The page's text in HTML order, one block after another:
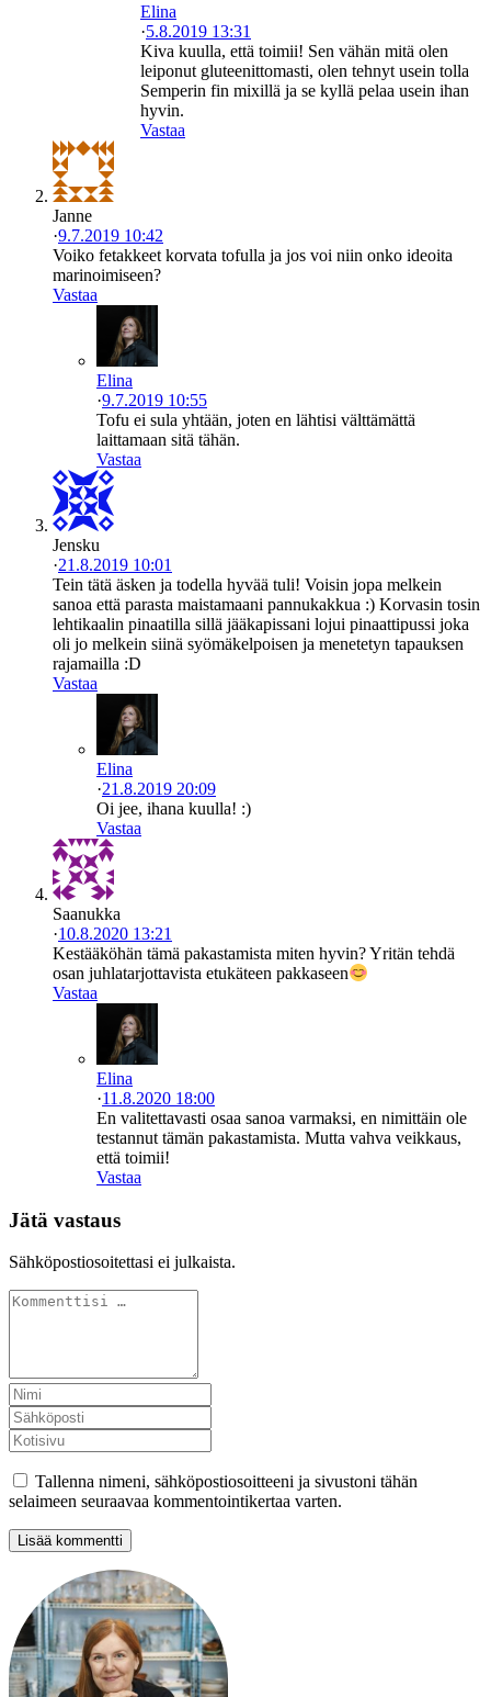
Elina
·5.8.2019 13:31
Kiva kuulla, että toimii! Sen vähän mitä olen
leiponut gluteenittomasti, olen tehnyt usein tolla
Semperin fin mixillä ja se kyllä pelaa usein ihan
hyvin.
Vastaa
Janne
·9.7.2019 10:42
Voiko fetakkeet korvata tofulla ja jos voi niin onko ideoita
marinoimiseen?
Vastaa
Elina
·9.7.2019 10:55
Tofu ei sula yhtään, joten en lähtisi välttämättä
laittamaan sitä tähän.
Vastaa
Jensku
·21.8.2019 10:01
Tein tätä äsken ja todella hyvää tuli! Voisin jopa melkein
sanoa että parasta maistamaani pannukakkua :) Korvasin tosin
lehtikaalin pinaatilla sillä jääkapissani lojui pinaattipussi joka
oli jo melkein siinä syömäkelpoisen ja menetetyn tapauksen
rajamailla :D
Vastaa
Elina
·21.8.2019 20:09
Oi jee, ihana kuulla! :)
Vastaa
Saanukka
·10.8.2020 13:21
Kestääköhän tämä pakastamista miten hyvin? Yritän tehdä
osan juhlatarjottavista etukäteen pakkaseen
Vastaa
Elina
·11.8.2020 18:00
En valitettavasti osaa sanoa varmaksi, en nimittäin ole
testannut tämän pakastamista. Mutta vahva veikkaus,
että toimii!
Vastaa
Jätä vastaus
Sähköpostiosoitettasi ei julkaista.
Tallenna nimeni, sähköpostiosoitteeni ja sivustoni tähän
selaimeen seuraavaa kommentointikertaa varten.